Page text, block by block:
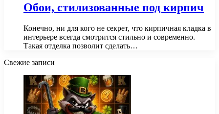
Обои, стилизованные под кирпич
Конечно, ни для кого не секрет, что кирпичная кладка в
интерьере всегда смотрится стильно и современно.
Такая отделка позволит сделать…
Свежие записи